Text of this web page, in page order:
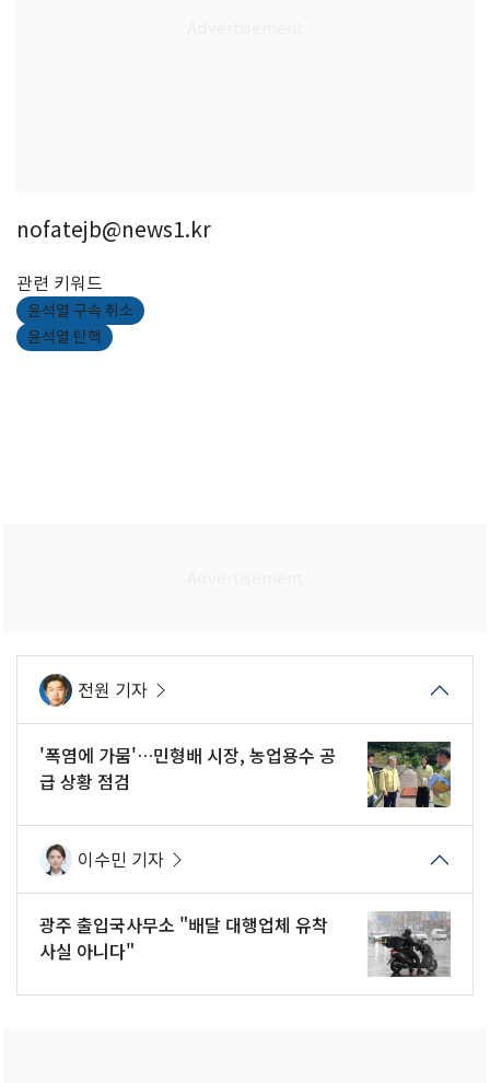
nofatejb@news1.kr
관련 키워드
윤석열 구속 취소
윤석열 탄핵
전원 기자
'폭염에 가뭄'…민형배 시장, 농업용수 공
급 상황 점검
이수민 기자
광주 출입국사무소 "배달 대행업체 유착
사실 아니다"